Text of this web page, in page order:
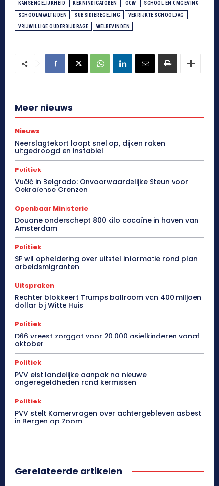
KANSENGELIJKHEID KERNINDICATOREN OCW SCHOOL EN OMGEVING
SCHOOLMAALTIJDEN SUBSIDIEREGELING VERRIJKTE SCHOOLDAG
VRIJWILLIGE OUDERBIJDRAGE WELBEVINDEN
Meer nieuws
Nieuws
Neerslagtekort loopt snel op, dijken raken
uitgedroogd en instabiel
Politiek
Vučić in Belgrado: Onvoorwaardelijke Steun voor
Oekraïense Grenzen
Openbaar Ministerie
Douane onderschept 800 kilo cocaïne in haven van
Amsterdam
Politiek
SP wil opheldering over uitstel informatie rond plan
arbeidsmigranten
Uitspraken
Rechter blokkeert Trumps ballroom van 400 miljoen
dollar bij Witte Huis
Politiek
D66 vreest zorggat voor 20.000 asielkinderen vanaf
oktober
Politiek
PVV eist landelijke aanpak na nieuwe
ongeregeldheden rond kermissen
Politiek
PVV stelt Kamervragen over achtergebleven asbest
in Bergen op Zoom
Gerelateerde artikelen